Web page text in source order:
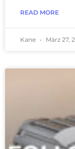
READ MORE
Kane März 27,